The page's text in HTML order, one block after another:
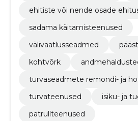
ehitiste või nende osade
sadama käitamisteenused
välivaatlusseadmed
kohtvõrk
turvaseadmete remondi- ja
turvateenused
isiku- ja
patrullteenused